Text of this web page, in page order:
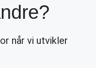
når vi utvikler